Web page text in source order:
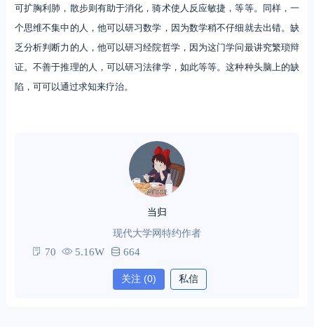
可扩胸利肺，散步则有助于消化，骑术使人反应敏捷，等等。同样，一
个思维不集中的人，他可以研习数学，因为数学稍不仔细就去出错。缺
乏分析判断力的人，他可以研习经院哲学，因为这门学问最讲究繁琐辩
证。不善于推理的人，可以研习法律学，如此等等。这种种头脑上的缺
陷，可可以通过求知来疗治。
当归
现代大学网特约作者
70 5.16W 664
关注 (0) 私信